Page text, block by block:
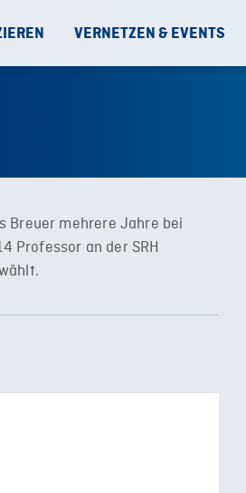
VERNETZEN & EVENTS
Breuer mehrere Jahre bei
Professor an der SRH